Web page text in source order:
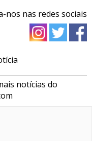
nos nas redes sociais
notícias do